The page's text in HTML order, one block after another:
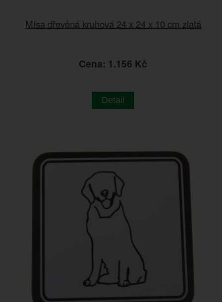
Mísa dřevěná kruhová 24 x 24 x 10 cm zlatá
Cena: 1.156 Kč
Detail